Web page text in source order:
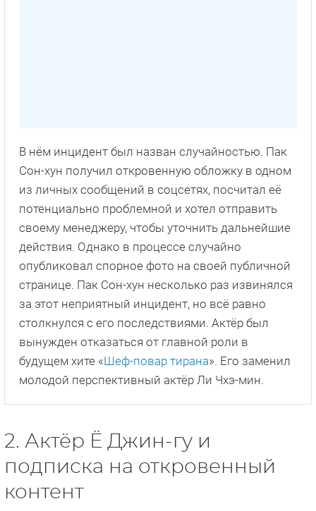
В нём инцидент был назван случайностью. Пак
Сон-хун получил откровенную обложку в одном
из личных сообщений в соцсетях, посчитал её
потенциально проблемной и хотел отправить
своему менеджеру, чтобы уточнить дальнейшие
действия. Однако в процессе случайно
опубликовал спорное фото на своей публичной
странице. Пак Сон-хун несколько раз извинялся
за этот неприятный инцидент, но всё равно
столкнулся с его последствиями. Актёр был
вынужден отказаться от главной роли в
будущем хите «Шеф-повар тирана». Его заменил
молодой перспективный актёр Ли Чхэ-мин.
2. Актёр Ё Джин-гу и
подписка на откровенный
контент